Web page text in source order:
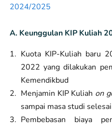
2024/2025
A. Keunggulan KIP Kuliah
Kuota KIP-Kuliah baru
2022 yang dilakukan
Kemendikbud
Menjamin KIP Kuliah on
sampai masa studi selesai
Pembebasan biaya